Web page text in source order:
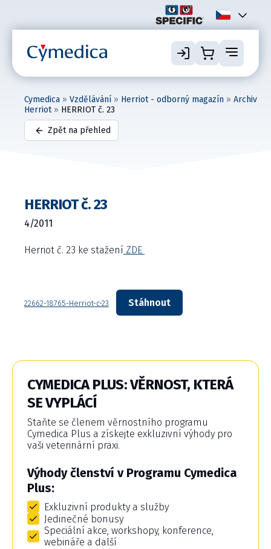
Cymedica » Vzdělávání » Herriot - odborný magazín » Archiv
Herriot» HERRIOT č. 23
Zpět na přehled
HERRIOT č. 23
4/2011
Herriot č. 23 ke stažení ZDE
22662-18765-Herriot-c-23 Stáhnout
CYMEDICA PLUS: VĚRNOST, KTERÁ
SE VYPLÁCÍ
Staňte se členem věrnostního programu
Cymedica Plus a získejte exkluzivní výhody pro
vaši veterinární praxi.
Výhody členství v Programu Cymedica
Plus:
Exkluzivní produkty a služby
Jedinečné bonusy
Speciální akce, workshopy, konference,
webináře a další